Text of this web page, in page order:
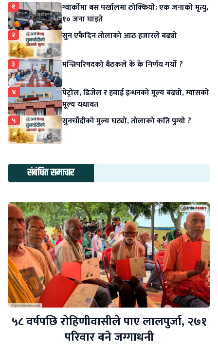
१
ग्वार्कोमा बस पर्खालमा ठोक्कियो: एक जनाको मृत्यु,
१० जना घाइते
२ सुन एकैदिन तोलाको आठ हजारले बढ्यो
३ मन्त्रिपरिषदको बैठकले के के निर्णय गर्यो ?
४
पेट्रोल, डिजेल र हवाई इन्धनको मूल्य बढ्यो, ग्यासको
मूल्य यथावत
५ सुनचाँदीको मुल्य घट्यो, तोलाको कति पुग्यो ?
संबंधित समाचार
५८ वर्षपछि रोहिणीवासीले पाए लालपुर्जा, २७१
परिवार बने जग्गाधनी